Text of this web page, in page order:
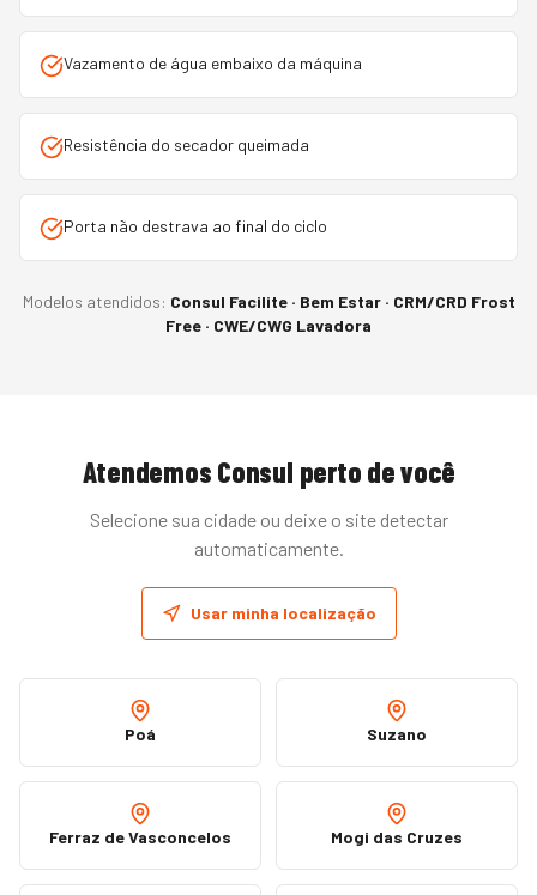
Vazamento de água embaixo da máquina
Resistência do secador queimada
Porta não destrava ao final do ciclo
Modelos atendidos: Consul Facilite · Bem Estar · CRM/CRD Frost
Free · CWE/CWG Lavadora
Atendemos Consul perto de você
Selecione sua cidade ou deixe o site detectar
automaticamente.
Usar minha localização
Poá Suzano
Ferraz de Vasconcelos Mogi das Cruzes